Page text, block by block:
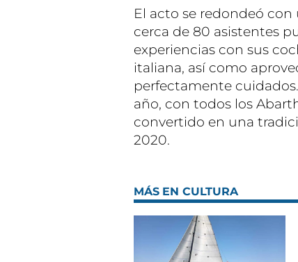
El acto se redondeó
cerca de 80 asistentes
experiencias con sus
italiana, así como
perfectamente
año, con todos los
convertido en una
2020.
MÁS EN CULTURA